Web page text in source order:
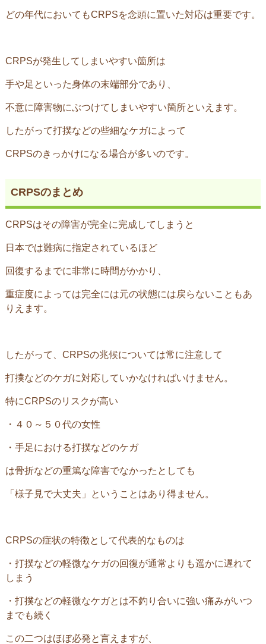
どの年代においてもCRPSを念頭に置いた対応は重要です。
CRPSが発生してしまいやすい箇所は
手や足といった身体の末端部分であり、
不意に障害物にぶつけてしまいやすい箇所といえます。
したがって打撲などの些細なケガによって
CRPSのきっかけになる場合が多いのです。
CRPSのまとめ
CRPSはその障害が完全に完成してしまうと
日本では難病に指定されているほど
回復するまでに非常に時間がかかり、
重症度によっては完全には元の状態には戻らないこともあ
りえます。
したがって、CRPSの兆候については常に注意して
打撲などのケガに対応していかなければいけません。
特にCRPSのリスクが高い
・４０～５０代の女性
・手足における打撲などのケガ
は骨折などの重篤な障害でなかったとしても
「様子見で大丈夫」ということはあり得ません。
CRPSの症状の特徴として代表的なものは
・打撲などの軽微なケガの回復が通常よりも遥かに遅れて
しまう
・打撲などの軽微なケガとは不釣り合いに強い痛みがいつ
までも続く
この二つはほぼ必発と言えますが、